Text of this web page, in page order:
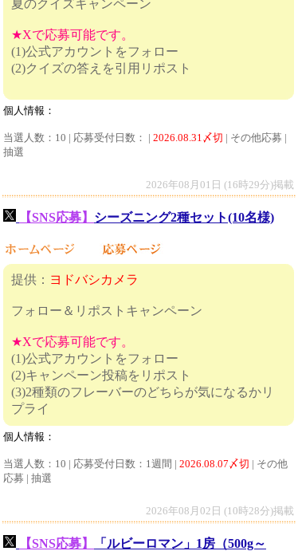
夏のクイズキャンペーン
★Xで応募可能です。
(1)公式アカウントをフォロー
(2)クイズの答えを引用リポスト
個人情報：
当選人数：10 | 応募受付日数： | 2026.08.31〆切 | その他応募 |
抽選
2026年08月01日 (16時29分)掲載
【SNS応募】 シーズニング2種セット(10名様)
提供： ヨドバシカメラ
フォロー＆リポストキャンペーン
★Xで応募可能です。
(1)公式アカウントをフォロー
(2)キャンペーン投稿をリポスト
(3)2種類のフレーバーのどちらが気になるかリ
プライ
個人情報：
当選人数：10 | 応募受付日数：1週間 | 2026.08.07〆切 | その他
応募 | 抽選
2026年08月02日 (10時28分)掲載
【SNS応募】
「ルビーロマン」1房（500g～